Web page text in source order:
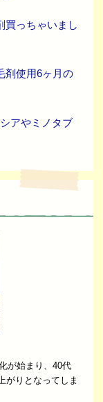
買っちゃいまし
剤使用6ヶ月の
アやミノタブ
が始まり、40代
がりとなってしま